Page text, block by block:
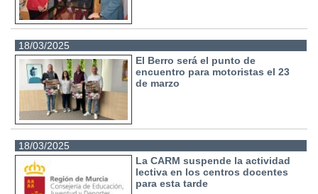
18/03/2025
El Berro será el punto de
encuentro para motoristas el 23
de marzo
18/03/2025
La CARM suspende la actividad
lectiva en los centros docentes
para esta tarde